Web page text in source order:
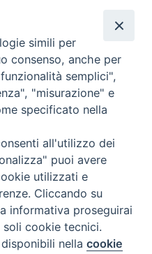
e vivere
costruttiva, il
e il Seminario
di
“Attraverso
preghiera
NEWS
Preferenze Cookie
simili per
consenso, anche per
semplici",
"misurazione" e
specificato nella
all'utilizzo dei
puoi avere
utilizzati e
Cliccando su
informativa proseguirai
cookie tecnici.
nellacookie